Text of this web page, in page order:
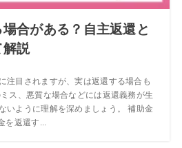
合がある？自主返還と
解説
注目されますが、実は返還する場合も
ス、悪質な場合などには返還義務が生
いように理解を深めましょう。 補助金
を返還す...